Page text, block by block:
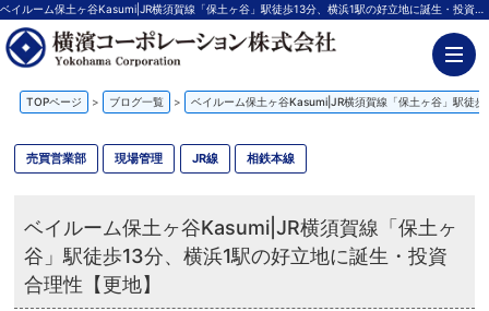
ベイルーム保土ヶ谷Kasumi|JR横須賀線「保土ヶ谷」駅徒歩13分、横浜1駅の好立地に誕生・投資合理性【更地】【更新】 | 神奈川の不動産投資、新築アパート経営は横濱コーポレーション
TOPページ > ブログ一覧 > ベイルーム保土ヶ谷Kasumi|JR横須賀線「保土ヶ谷」駅徒
売買営業部 現場管理 JR線 相鉄本線
ベイルーム保土ヶ谷Kasumi|JR横須賀線「保土ヶ
谷」駅徒歩13分、横浜1駅の好立地に誕生・投資
合理性【更地】